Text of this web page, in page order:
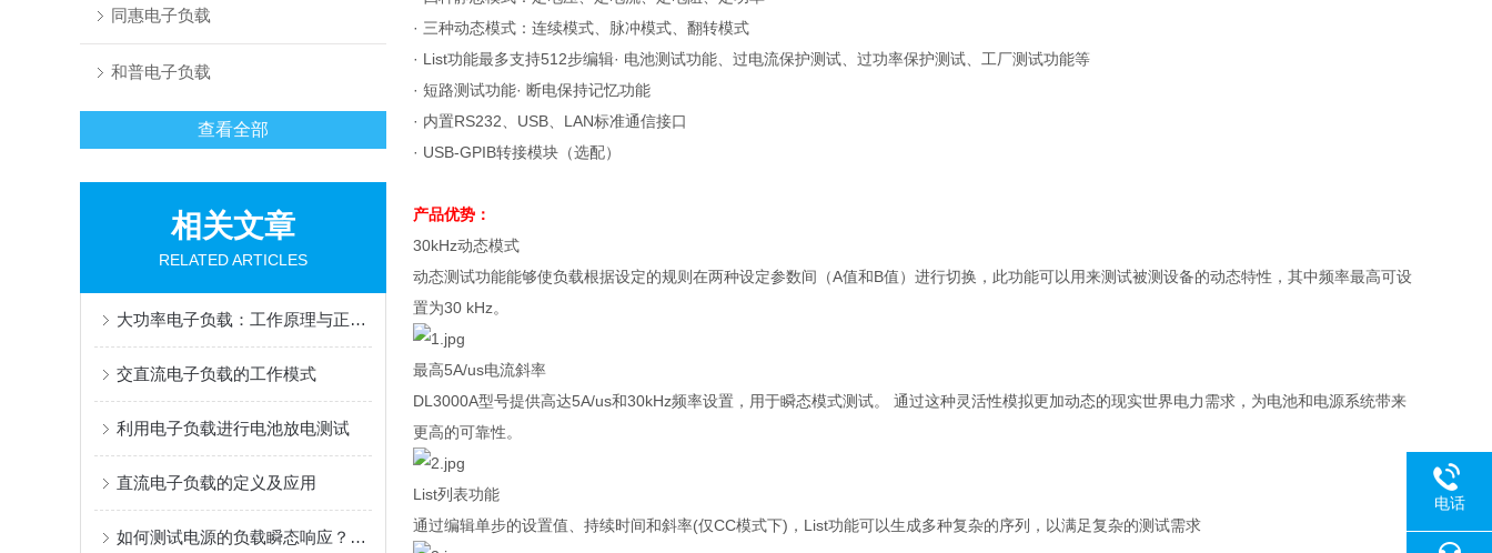
同惠电子负载
和普电子负载
查看全部
相关文章
RELATED ARTICLES
大功率电子负载：工作原理与正确使用指南
交直流电子负载的工作模式
利用电子负载进行电池放电测试
直流电子负载的定义及应用
如何测试电源的负载瞬态响应？测试电源负载瞬态响应有哪些方法？
· 三种动态模式：连续模式、脉冲模式、翻转模式
· List功能最多支持512步编辑· 电池测试功能、过电流保护测试、过功率保护测试、工厂测试功能等
· 短路测试功能· 断电保持记忆功能
· 内置RS232 USB LAN标准通信接口
· USB-GPIB转接模块（选配）
产品优势：
30kHz动态模式
动态测试功能能够使负载根据设定的规则在两种设定参数间（A值和B值）进行切换，此功能可以用来测试被测设备的动态特性，其中频率最高可设
置为30 kHz。
最高5A/us电流斜率
DL3000A型号提供高达5A/us和30kHz频率设置，用于瞬态模式测试。 通过这种灵活性模拟更加动态的现实世界电力需求，为电池和电源系统带来
更高的可靠性。
List列表功能
通过编辑单步的设置值、持续时间和斜率(仅CC模式下) ， List功能可以生成多种复杂的序列，以满足复杂的测试需求
电话